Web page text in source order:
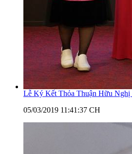
Lễ Ký Kết Thỏa Thuận Hữu
05/03/2019 11:41:37 CH